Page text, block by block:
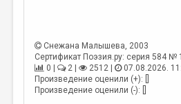
ЭССЕИСТИКА
ЛИТЕРАТУРОВЕДЕНИЕ
КУЛЬТУРОВЕДЕНИЕ
Снежана Малышева, 2003
Сертификат Поэзия.ру: серия 584 №
0 |
2 | 2512 |
07.08.2026.
Произведение оценили (+): []
Произведение оценили (-): []